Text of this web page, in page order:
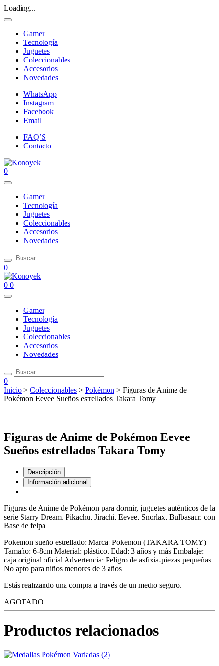
Loading...
Gamer
Tecnología
Juguetes
Coleccionables
Accesorios
Novedades
WhatsApp
Instagram
Facebook
Email
FAQ’S
Contacto
0
Gamer
Tecnología
Juguetes
Coleccionables
Accesorios
Novedades
0
0 0
Gamer
Tecnología
Juguetes
Coleccionables
Accesorios
Novedades
0
Inicio > Coleccionables > Pokémon > Figuras de Anime de
Pokémon Eevee Sueños estrellados Takara Tomy
Figuras de Anime de Pokémon Eevee
Sueños estrellados Takara Tomy
Descripción
Información adicional
Figuras de Anime de Pokémon para dormir, juguetes auténticos de la
serie Starry Dream, Pikachu, Jirachi, Eevee, Snorlax, Bulbasaur, con
Base de felpa
Pokemon sueño estrellado: Marca: Pokemon (TAKARA TOMY)
Tamaño: 6-8cm Material: plástico. Edad: 3 años y más Embalaje:
caja original oficial Advertencia: Peligro de asfixia-piezas pequeñas.
No apto para niños menores de 3 años
Estás realizando una compra a través de un medio seguro.
AGOTADO
Productos relacionados